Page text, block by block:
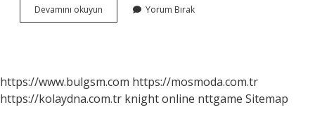
Devamını okuyun
Iyi
Yorum Bırak
https://www.bulgsm.com https://mosmoda.com.tr
https://kolaydna.com.tr knight online nttgame Sitemap